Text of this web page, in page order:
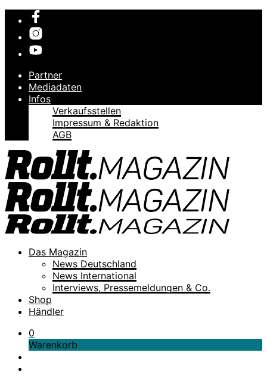
Partner
Mediadaten
Infos
Verkaufsstellen
Impressum & Redaktion
AGB
Das Magazin
News Deutschland
News International
Interviews, Pressemeldungen & Co.
Shop
Händler
0
Warenkorb